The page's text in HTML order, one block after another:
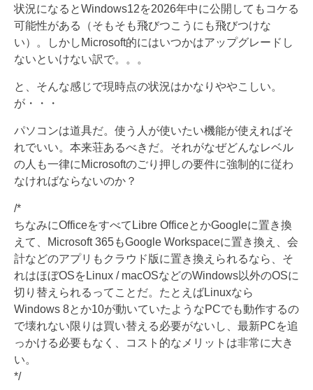
状況になるとWindows12を2026年中に公開してもコケる
可能性がある（そもそも飛びつこうにも飛びつけな
い）。しかしMicrosoft的にはいつかはアップグレードし
ないといけない訳で。。。
と、そんな感じで現時点の状況はかなりややこしい。
が・・・
パソコンは道具だ。使う人が使いたい機能が使えればそ
れでいい。本来荘あるべきだ。それがなぜどんなレベル
の人も一律にMicrosoftのごり押しの要件に強制的に従わ
なければならないのか？
/*
ちなみにOfficeをすべてLibre OfficeとかGoogleに置き換
えて、Microsoft 365もGoogle Workspaceに置き換え、会
計などのアプリもクラウド版に置き換えられるなら、そ
れはほぼOSをLinux / macOSなどのWindows以外のOSに
切り替えられるってことだ。たとえばLinuxなら
Windows 8とか10が動いていたようなPCでも動作するの
で壊れない限りは買い替える必要がないし、最新PCを追
っかける必要もなく、コスト的なメリットは非常に大き
い。
*/